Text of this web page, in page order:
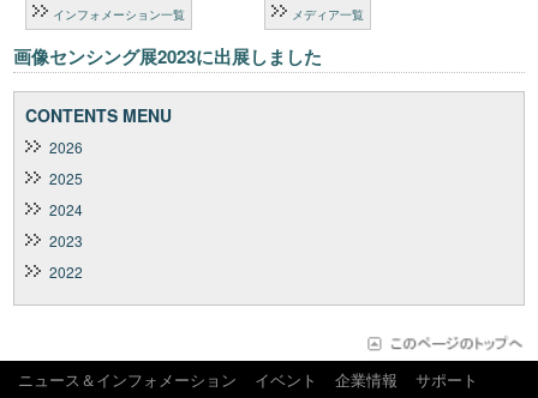
インフォメーション一覧 メディア一覧
画像センシング展2023に出展しました
CONTENTS MENU
2026
2025
2024
2023
2022
ニュース＆インフォメーション イベント 企業情報 サポート